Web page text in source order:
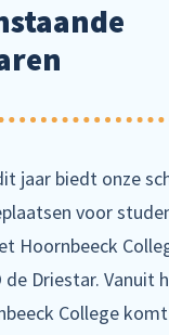
jaar biedt onze
voor
Hoornbeeck
de Driestar. Vanuit
College